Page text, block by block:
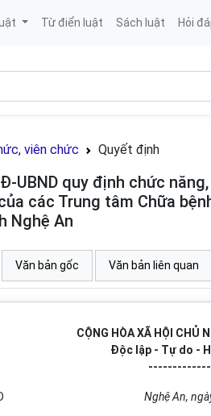
Từ điển luật Sách luật Hỏi
viên chức Quyết định
UBND quy định chức
các Trung tâm Chữa
Nghệ An
Văn bản gốc Văn bản liên quan
CỘNG HÒA XÃ HỘI CHỦ
Độc lập - Tự do -
Nghệ An,